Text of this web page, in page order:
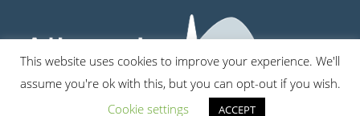
This website uses cookies to improve your experience. We'll
assume you're ok with this, but you can opt-out if you wish.
Cookie settings
ACCEPT